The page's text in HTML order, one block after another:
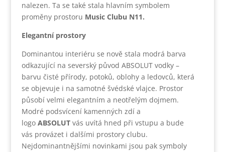
nalezen. Ta se také stala hlavním symbolem
proměny prostoru Music Clubu N11.
Elegantní prostory
Dominantou interiéru se nově stala modrá barva
odkazující na severský původ ABSOLUT vodky –
barvu čisté přírody, potoků, oblohy a ledovců, která
se objevuje i na samotné švédské vlajce. Prostor
působí velmi elegantním a neotřelým dojmem.
Modré podsvícení kamenných zdí a
logo ABSOLUT vás uvítá hned při vstupu a bude
vás provázet i dalšími prostory clubu.
Nejdominantnějšími novinkami jsou pak symboly